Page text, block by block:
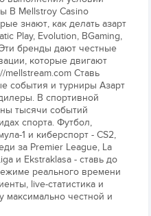
В Mellstroy Casino
знают, как делать азарт
Play, Evolution, BGaming,
бренды дают честные
которые двигают
Ставь
события и турниры Азарт
В спортивной
тысячи событий
спорта. Футбол,
1 и киберспорт - CS2,
за Premier League, La
и Ekstraklasa - ставь до
реального времени
live-статистика и
максимально честной и